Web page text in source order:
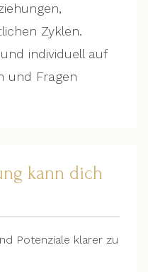
Zyklen.
individuell auf
und Fragen
kann dich
Potenziale klarer zu